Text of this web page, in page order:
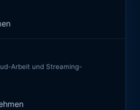
Arbeit und Streaming-